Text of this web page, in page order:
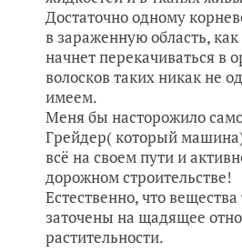
Достаточно одному
в зараженную область,
начнет перекачиваться в
волосков таких никак не
имеем.
Меня бы насторожило
Грейдер( который
всё на своем пути и
дорожном строительстве!
Естественно, что вещества
заточены на щадящее
растительности.